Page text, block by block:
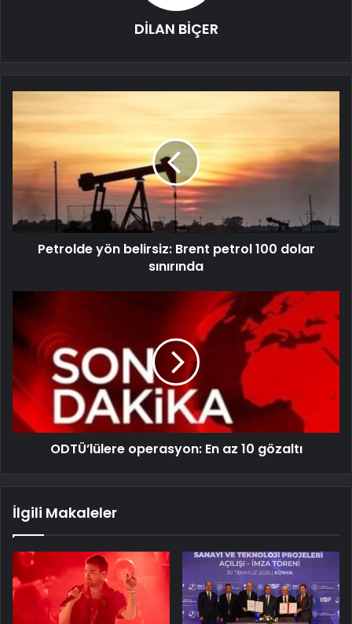
DİLAN BİÇER
Petrolde yön belirsiz: Brent petrol 100 dolar
sınırında
ODTÜ’lülere operasyon: En az 10 gözaltı
İlgili Makaleler